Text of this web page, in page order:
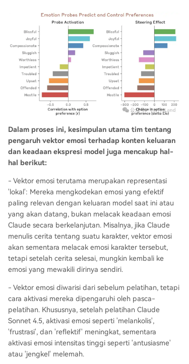
Dalam proses ini, kesimpulan utama tim tentang
pengaruh vektor emosi terhadap konten keluaran
dan keadaan ekspresi model juga mencakup hal-
hal berikut:
- Vektor emosi terutama merupakan representasi
'lokal': Mereka mengkodekan emosi yang efektif
paling relevan dengan keluaran model saat ini atau
yang akan datang, bukan melacak keadaan emosi
Claude secara berkelanjutan. Misalnya, jika Claude
menulis cerita tentang suatu karakter, vektor emosi
akan sementara melacak emosi karakter tersebut,
tetapi setelah cerita selesai, mungkin kembali ke
emosi yang mewakili dirinya sendiri.
- Vektor emosi diwarisi dari sebelum pelatihan, tetapi
cara aktivasi mereka dipengaruhi oleh pasca-
pelatihan. Khususnya, setelah pelatihan Claude
Sonnet 4.5, aktivasi emosi seperti 'melankolis',
'frustrasi', dan 'reflektif' meningkat, sementara
aktivasi emosi intensitas tinggi seperti 'antusiasme'
atau 'jengkel' melemah.